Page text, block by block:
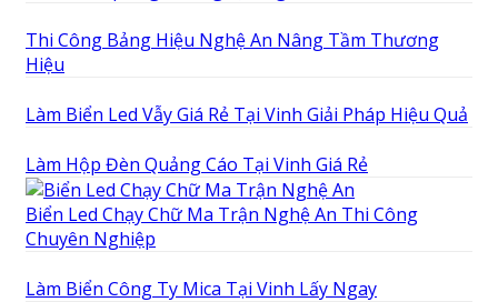
Thi Công Bảng Hiệu Nghệ An Nâng Tầm Thương
Hiệu
Làm Biển Led Vẫy Giá Rẻ Tại Vinh Giải Pháp Hiệu Quả
Làm Hộp Đèn Quảng Cáo Tại Vinh Giá Rẻ
Biển Led Chạy Chữ Ma Trận Nghệ An Thi Công
Chuyên Nghiệp
Làm Biển Công Ty Mica Tại Vinh Lấy Ngay